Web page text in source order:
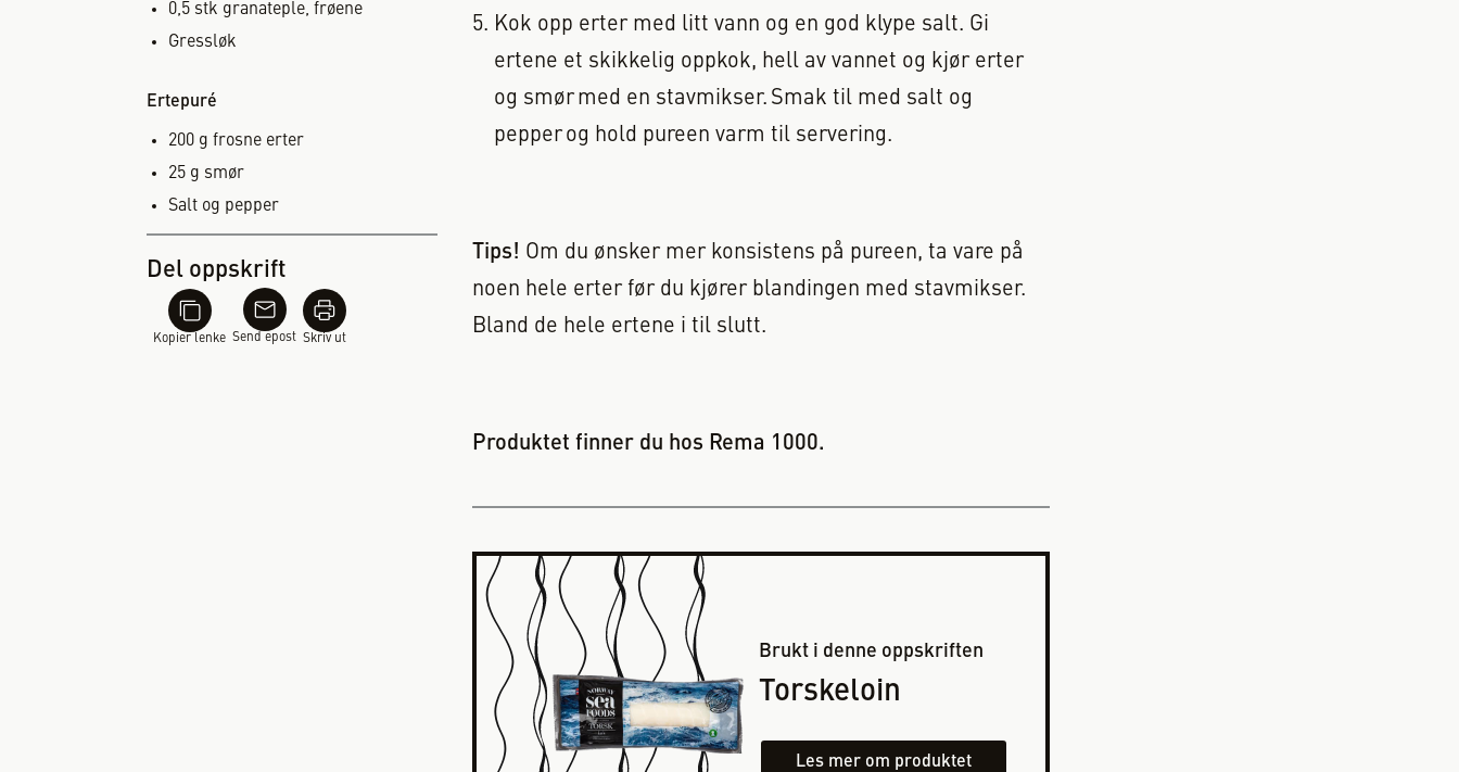
0,5 stk granateple, frøene
Gressløk
Ertepuré
200 g frosne erter
25 g smør
Salt og pepper
Del oppskrift
Kopier lenke Send epost Skriv ut
Kok opp erter med litt vann og en god klype salt. Gi
ertene et skikkelig oppkok, hell av vannet og kjør erter
og smør med en stavmikser. Smak til med salt og
pepper og hold pureen varm til servering.
Tips! Om du ønsker mer konsistens på pureen, ta vare på
noen hele erter før du kjører blandingen med stavmikser.
Bland de hele ertene i til slutt.
Produktet finner du hos Rema 1000.
Brukt i denne oppskriften
Torskeloin
Les mer om produktet